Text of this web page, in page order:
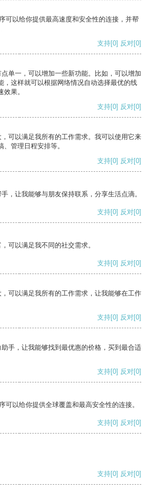
可以给你提供最高速度和安全性的连接，并帮
支持[0] 反对[0]
单一，可以增加一些新功能。比如，可以增加
，这样就可以根据网络情况自动选择最优的线
果。
支持[0] 反对[0]
可以满足我所有的工作需求。我可以使用它来
管理日程安排等。
支持[0] 反对[0]
，让我能够与朋友保持联系，分享生活点滴。
支持[0] 反对[0]
可以满足我不同的社交需求。
支持[0] 反对[0]
可以满足我所有的工作需求，让我能够在工作
支持[0] 反对[0]
手，让我能够找到最优惠的价格，买到最合适
支持[0] 反对[0]
可以给你提供全球覆盖和最高安全性的连接。
支持[0] 反对[0]
支持[0] 反对[0]